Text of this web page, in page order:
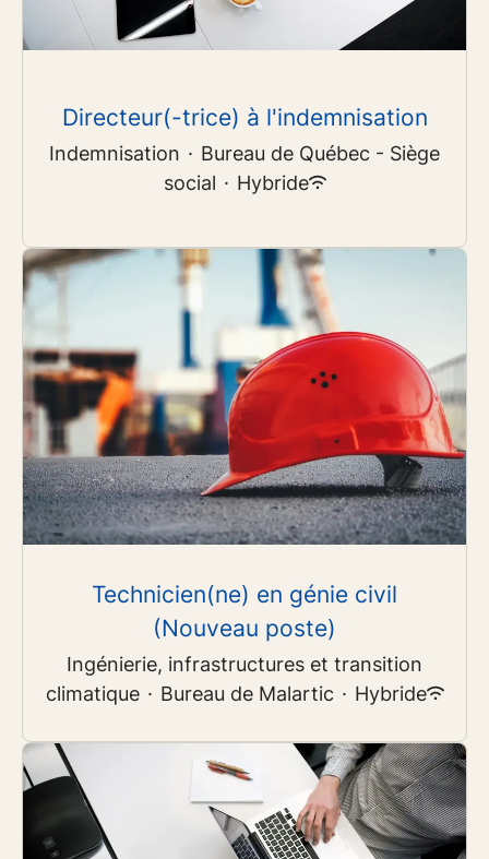
Directeur(-trice) à l'indemnisation
Indemnisation · Bureau de Québec - Siège
social · Hybride
Technicien(ne) en génie civil
(Nouveau poste)
Ingénierie, infrastructures et transition
climatique · Bureau de Malartic · Hybride